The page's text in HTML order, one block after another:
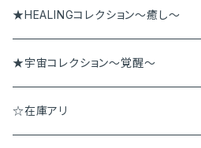
★HEALINGコレクション～癒し～
★宇宙コレクション～覚醒～
☆在庫アリ